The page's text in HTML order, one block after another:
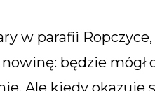
w parafii
będzie mógł
Ale kiedy okazuje